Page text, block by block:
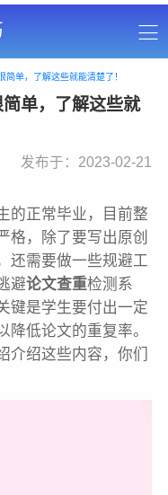
单，了解这些就能清楚了！
单，了解这些就
发布于：2023-02-21
的正常毕业，目前整
格，除了要写出原创
还需要做一些规避工
避论文查重检测系
键是学生要付出一定
低论文的重复率。
介绍这些内容，你们